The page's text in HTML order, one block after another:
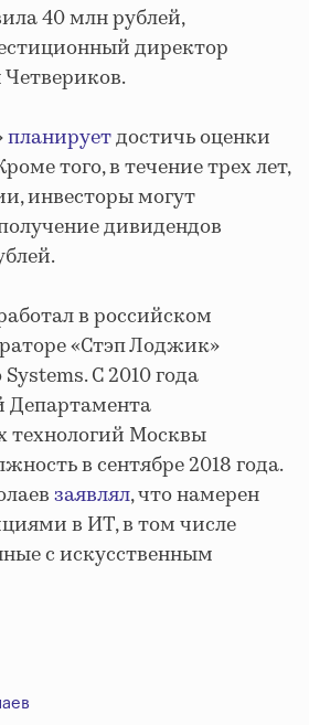
40 млн рублей,
директор
планируетдостичь оценки
того, в течение трех лет,
инвесторы могут
дивидендов
в российском
«Стэп Лоджик»
С 2010 года
Департамента
Москвы
в сентябре 2018 года.
заявлял, что намерен
в ИТ, в том числе
с искусственным